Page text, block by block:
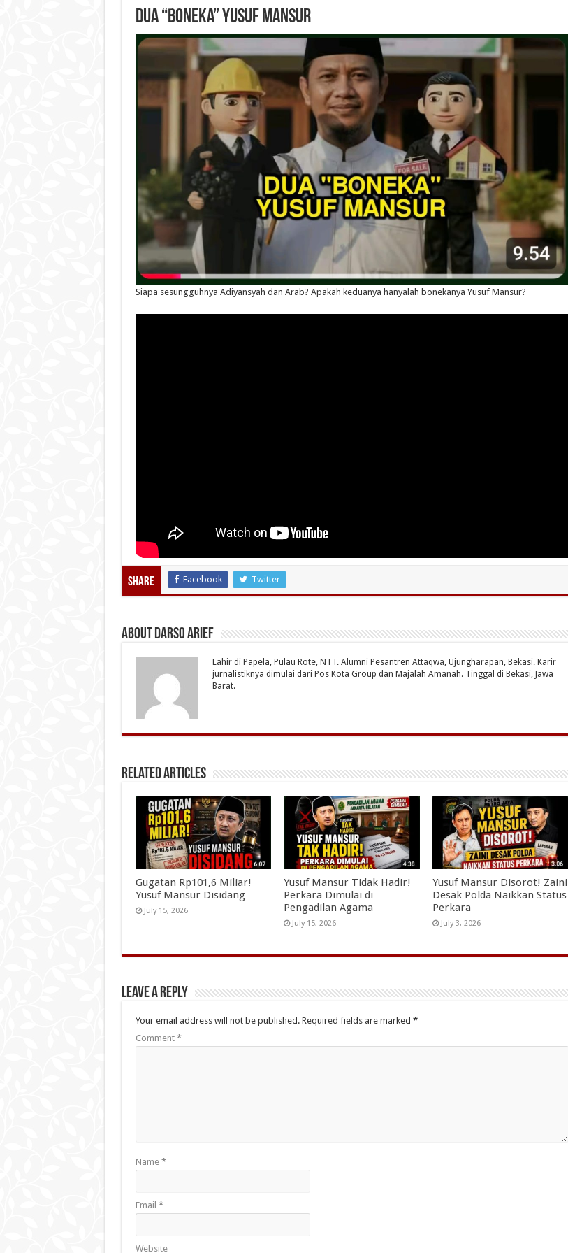
Dua “Boneka” Yusuf Mansur
Siapa sesungguhnya Adiyansyah dan Arab? Apakah keduanya hanyalah bonekanya Yusuf Mansur?
Share Facebook Twitter
About Darso Arief
Lahir di Papela, Pulau Rote, NTT. Alumni Pesantren Attaqwa, Ujungharapan, Bekasi. Karir
jurnalistiknya dimulai dari Pos Kota Group dan Majalah Amanah. Tinggal di Bekasi, Jawa
Barat.
Related Articles
Gugatan Rp101,6 Miliar!
Yusuf Mansur Disidang
July 15, 2026
Yusuf Mansur Tidak Hadir!
Perkara Dimulai di
Pengadilan Agama
July 15, 2026
Yusuf Mansur Disorot! Zaini
Desak Polda Naikkan Status
Perkara
July 3, 2026
Leave a Reply
Your email address will not be published. Required fields are marked *
Comment *
Name *
Email *
Website